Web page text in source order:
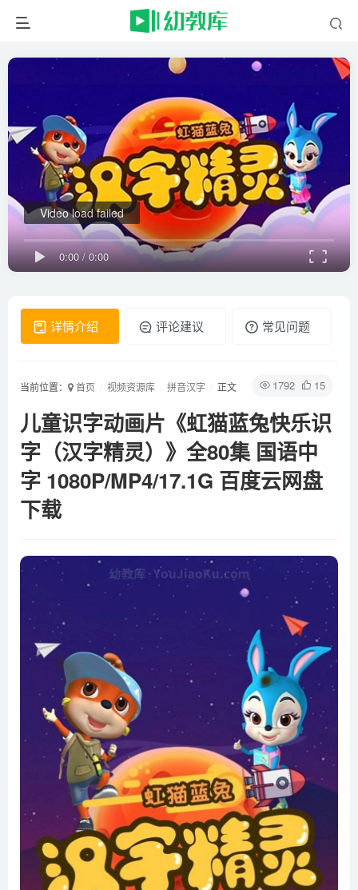
0:00/0:00
Video load failed
详情介绍 评论建议 常见问题
1792 15
当前位置： 首页 视频资源库 拼音汉字 正文
儿童识字动画片《虹猫蓝兔快乐识
字（汉字精灵）》全80集 国语中
字 1080P/MP4/17.1G 百度云网盘
下载